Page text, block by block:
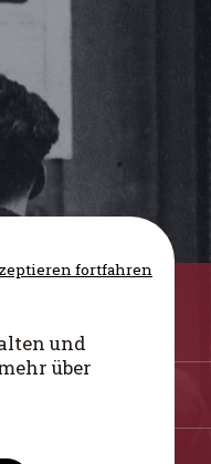
und
über
fortfahren